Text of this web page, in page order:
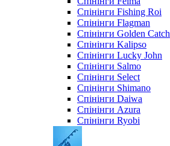
Спінінги Fishing Roi
Спінінги Flagman
Спінінги Golden Catch
Спінінги Kalipso
Спінінги Lucky John
Спінінги Salmo
Спінінги Select
Спінінги Shimano
Спінінги Daiwa
Спінінги Azura
Спінінги Ryobi